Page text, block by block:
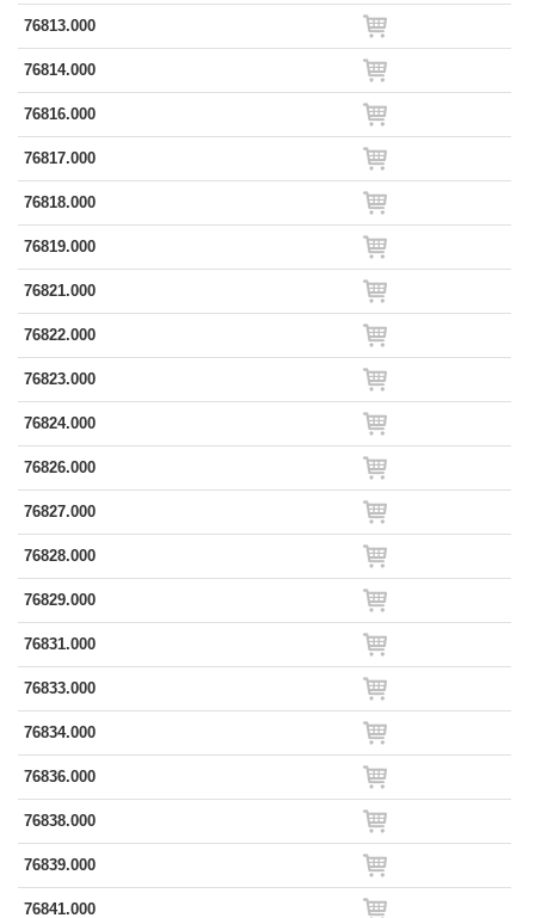
76813.000
76814.000
76816.000
76817.000
76818.000
76819.000
76821.000
76822.000
76823.000
76824.000
76826.000
76827.000
76828.000
76829.000
76831.000
76833.000
76834.000
76836.000
76838.000
76839.000
76841.000